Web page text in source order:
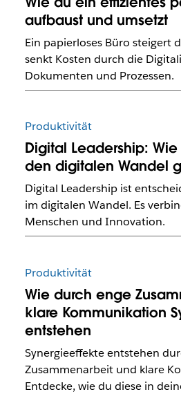
aufbaust und umsetzt
Ein papierloses Büro steigert
senkt Kosten durch die
Dokumenten und Prozessen.
Produktivität
Digital Leadership:
den digitalen Wandel
Digital Leadership ist
im digitalen Wandel. Es
Menschen und Innovation.
Produktivität
Wie durch enge
klare Kommunikation
entstehen
Synergieeffekte entstehen
Zusammenarbeit und klare
Entdecke, wie du diese in